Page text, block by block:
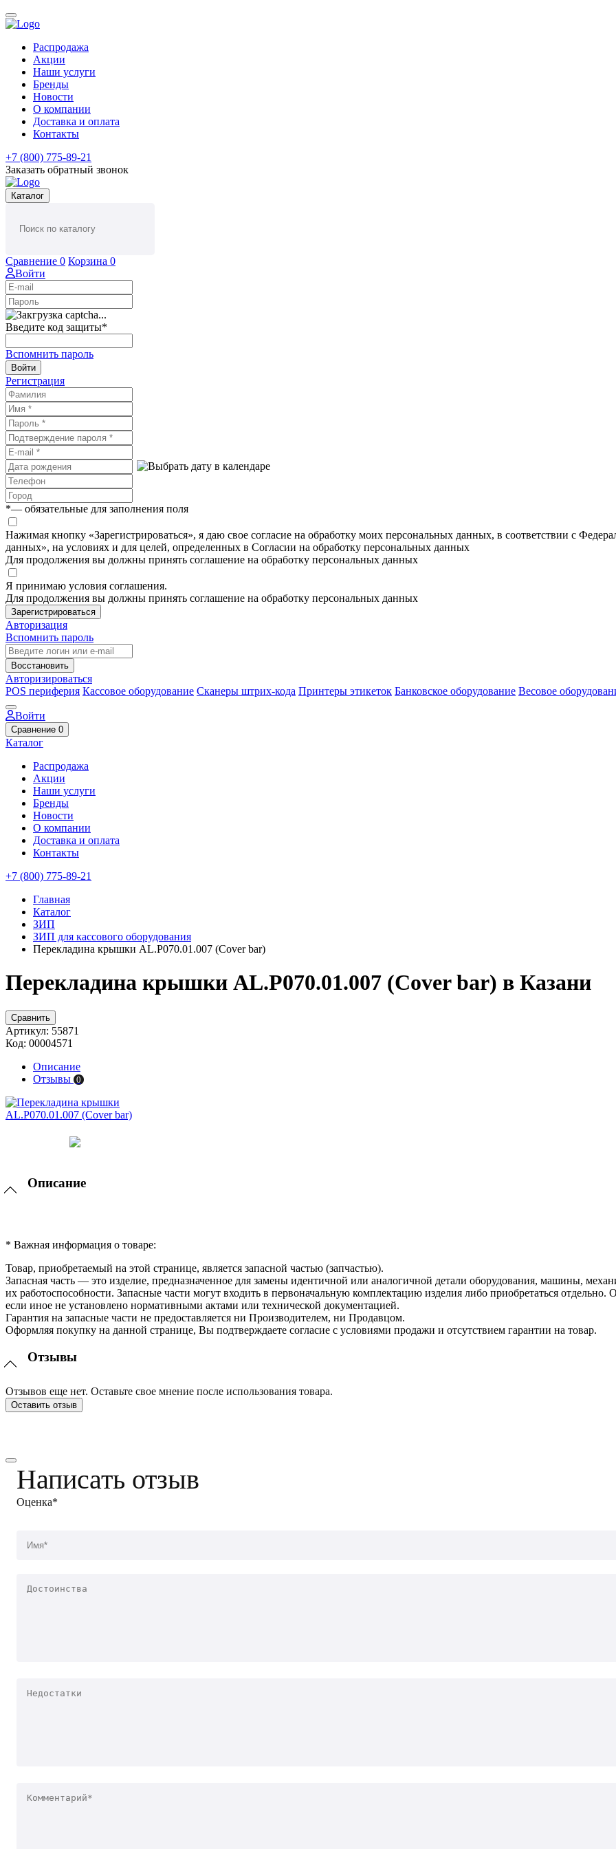
Распродажа
Акции
Наши услуги
Бренды
Новости
О компании
Доставка и оплата
Контакты
+7 (800) 775-89-21
Заказать обратный звонок
Каталог
Сравнение 0 Корзина 0
Войти
Введите код защиты*
Вспомнить пароль
Войти
Регистрация
*— обязательные для заполнения поля
Нажимая кнопку «Зарегистрироваться», я даю свое согласие на обработку моих персональных данных, в соответствии с
данных», на условиях и для целей, определенных в Согласии на обработку персональных данных
Для продолжения вы должны принять соглашение на обработку персональных данных
Я принимаю условия соглашения.
Для продолжения вы должны принять соглашение на обработку персональных данных
Зарегистрироваться
Авторизация
Вспомнить пароль
Восстановить
Авторизироваться
POS периферия Кассовое оборудование Сканеры штрих-кода Принтеры этикеток Банковское оборудование Весовое
Войти
Сравнение 0
Каталог
Распродажа
Акции
Наши услуги
Бренды
Новости
О компании
Доставка и оплата
Контакты
+7 (800) 775-89-21
Главная
Каталог
ЗИП
ЗИП для кассового оборудования
Перекладина крышки AL.P070.01.007 (Cover bar)
Перекладина крышки AL.P070.01.007 (Cover bar) в Казани
Сравнить
Артикул: 55871
Код: 00004571
Описание
Отзывы 0
Описание
* Важная информация о товаре:
Товар, приобретаемый на этой странице, является запасной частью (запчастью).
Запасная часть — это изделие, предназначенное для замены идентичной или аналогичной детали оборудования, машины,
их работоспособности. Запасные части могут входить в первоначальную комплектацию изделия либо приобретаться
если иное не установлено нормативными актами или технической документацией.
Гарантия на запасные части не предоставляется ни Производителем, ни Продавцом.
Оформляя покупку на данной странице, Вы подтверждаете согласие с условиями продажи и отсутствием гарантии на товар.
Отзывы
Отзывов еще нет. Оставьте свое мнение после использования товара.
Оставить отзыв
Написать отзыв
Оценка*